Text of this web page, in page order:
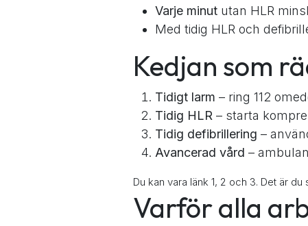
Varje minut utan HLR
Med tidig HLR och
Kedjan som
Tidigt larm – ring 112
Tidig HLR – starta
Tidig defibrillering –
Avancerad vård –
Du kan vara länk 1, 2 och 3. Det är
Varför alla